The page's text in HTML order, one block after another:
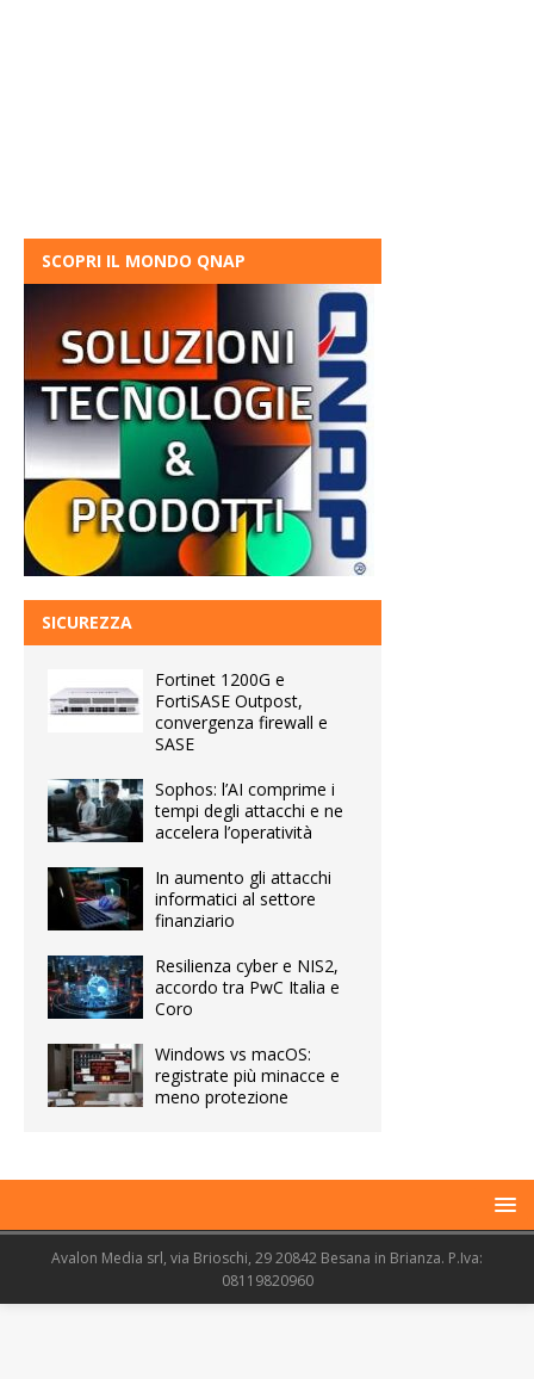
SCOPRI IL MONDO QNAP
SICUREZZA
Fortinet 1200G e
FortiSASE Outpost,
convergenza firewall e
SASE
Sophos: l’AI comprime i
tempi degli attacchi e ne
accelera l’operatività
In aumento gli attacchi
informatici al settore
finanziario
Resilienza cyber e NIS2,
accordo tra PwC Italia e
Coro
Windows vs macOS:
registrate più minacce e
meno protezione
Avalon Media srl, via Brioschi, 29 20842 Besana in Brianza. P.Iva:
08119820960